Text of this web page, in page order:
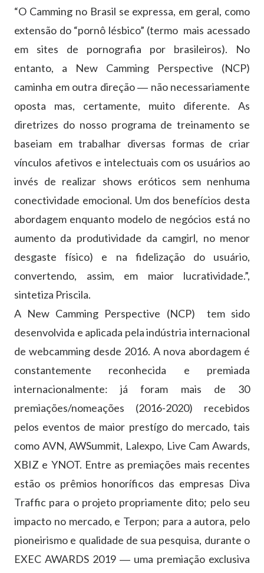
“O Camming no Brasil se expressa, em geral, como
extensão do “pornô lésbico” (termo mais acessado
em sites de pornografia por brasileiros). No
entanto, a New Camming Perspective (NCP)
caminha em outra direção ― não necessariamente
oposta mas, certamente, muito diferente. As
diretrizes do nosso programa de treinamento se
baseiam em trabalhar diversas formas de criar
vínculos afetivos e intelectuais com os usuários ao
invés de realizar shows eróticos sem nenhuma
conectividade emocional. Um dos benefícios desta
abordagem enquanto modelo de negócios está no
aumento da produtividade da camgirl, no menor
desgaste físico) e na fidelização do usuário,
convertendo, assim, em maior lucratividade.”,
sintetiza Priscila.
A New Camming Perspective (NCP) tem sido
desenvolvida e aplicada pela indústria internacional
de webcamming desde 2016. A nova abordagem é
constantemente reconhecida e premiada
internacionalmente: já foram mais de 30
premiações/nomeações (2016-2020) recebidos
pelos eventos de maior prestígo do mercado, tais
como AVN, AWSummit, Lalexpo, Live Cam Awards,
XBIZ e YNOT. Entre as premiações mais recentes
estão os prêmios honoríficos das empresas Diva
Traffic para o projeto propriamente dito; pelo seu
impacto no mercado, e Terpon; para a autora, pelo
pioneirismo e qualidade de sua pesquisa, durante o
EXEC AWARDS 2019 ― uma premiação exclusiva